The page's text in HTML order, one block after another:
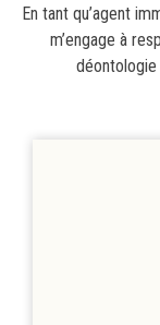
En tant qu’agent
m’engage à